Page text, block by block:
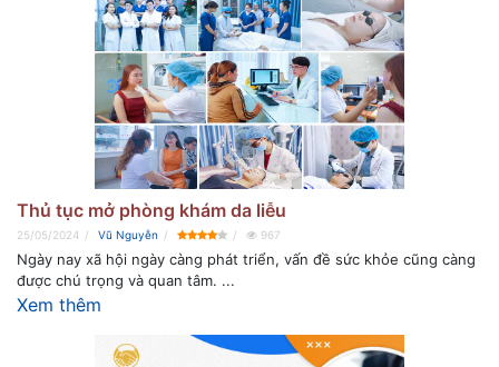
Thủ tục mở phòng khám da liễu
25/05/2024 Vũ Nguyễn 967
Ngày nay xã hội ngày càng phát triển, vấn đề sức khỏe cũng càng
được chú trọng và quan tâm. ...
Xem thêm